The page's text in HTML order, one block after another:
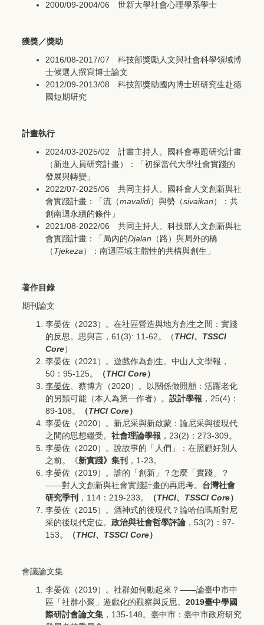
2000/09-2004/06 世新大學社會心理學系學士
獲獎／獎助
2016/08-2017/07 科技部獎勵人文與社會科學領域博
士候選人撰寫博士論文
2012/09-2013/08 科技部獎助國內博士班研究生赴德
國短期研究
計畫執行
2024/03-2025/02 計畫主持人。國科會專題研究計畫
（新進人員研究計畫）：「初探當代大學社會實踐的
發展與轉變」
2022/07-2025/06 共同主持人。國科會人文創新與社
會實踐計畫：「流（mavalidi）與勢（sivaikan）：共
創南迴永續的條件」
2021/08-2022/06 共同主持人。科技部人文創新與社
會實踐計畫：「局內的Djalan （路）與局外的橋
（Tjekeza）：南迴區域主體性的共構與創生」
著作目錄
期刊論文
李晏佐（2023）。在社區營造與地方創生之間：實踐
的反思。思與言，61(3): 11-62。（THCI、TSSCI
Core）
李晏佐（2021）。遊戲作為創生。中山人文學報，
50：95-125。
（THCI Core）
李晏佐 、蔡博方（2020）。以關係做照顧：活躍老化
的另類可能（本人為第一作者）。 設計學報 ，25(4)：
89-108。
（THCI Core）
李晏佐（2020）。新尼采與新啟蒙：論尼采與後現代
之間的思想繼受。 社會理論學報 ，23(2)：273-309。
李晏佐（2020）。說故事的「人們」：在照顧好別人
之前。《新實踐》集刊 ，1-23。
李晏佐（2019）。誰的「創新」？怎麼「實踐」？
——對人文創新與社會實踐計畫的再思考。 台灣社會
研究季刊 ，114：219-233。 （THCI、TSSCI Core）
李晏佐（2015）。酒神式的後現代？論哈伯瑪斯對尼
采的後現代定位。 政治與社會哲學評論 ，53(2)：97-
153。
（THCI、TSSCI Core）
會議論文集
李晏佐（2019）。社群如何動起來？――論臺中市中
區「社群小聚」遊戲化的觀察與反思。 2019臺中學國
際研討會論文集 ，135-148。臺中市：臺中市政府研究